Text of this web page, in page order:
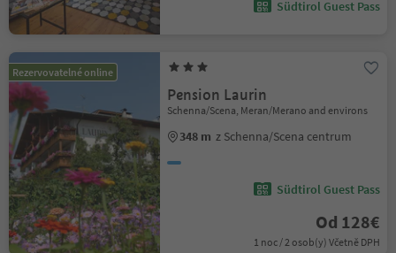
Südtirol Guest Pass
Rezervovatelné online
Pension Laurin
Schenna/Scena, Meran/Merano and environs
348 m z Schenna/Scena centrum
Südtirol Guest Pass
Od 128€
1 noc / 2 osob(y) Včetně DPH